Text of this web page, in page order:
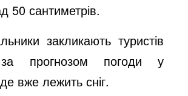
50 сантиметрів.
закликають туристів
прогнозом погоди у
вже лежить сніг.